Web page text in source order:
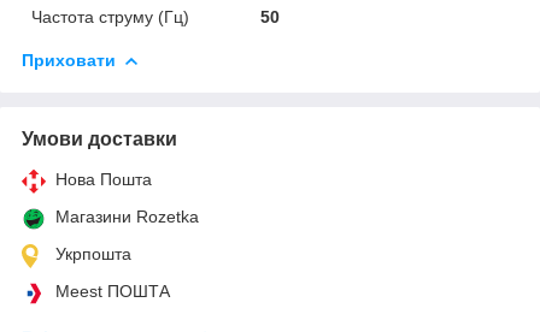
Частота струму (Гц)
50
Приховати
Умови доставки
Нова Пошта
Магазини Rozetka
Укрпошта
Meest ПОШТА